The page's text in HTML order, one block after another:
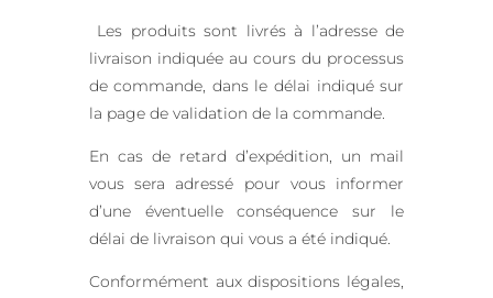
Les produits sont livrés à l’adresse de
livraison indiquée au cours du processus
de commande, dans le délai indiqué sur
la page de validation de la commande.
En cas de retard d’expédition, un mail
vous sera adressé pour vous informer
d’une éventuelle conséquence sur le
délai de livraison qui vous a été indiqué.
Conformément aux dispositions légales,